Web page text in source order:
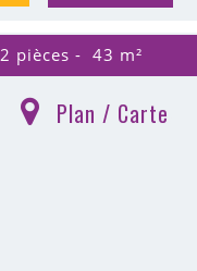
2 pièces 43 m²
Plan / Carte